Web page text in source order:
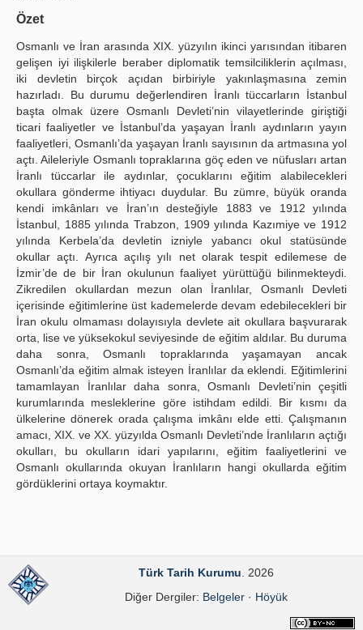
Özet
Osmanlı ve İran arasında XIX. yüzyılın ikinci yarısından itibaren
gelişen iyi ilişkilerle beraber diplomatik temsilciliklerin açılması,
iki devletin birçok açıdan birbiriyle yakınlaşmasına zemin
hazırladı. Bu durumu değerlendiren İranlı tüccarların İstanbul
başta olmak üzere Osmanlı Devleti’nin vilayetlerinde giriştiği
ticari faaliyetler ve İstanbul’da yaşayan İranlı aydınların yayın
faaliyetleri, Osmanlı’da yaşayan İranlı sayısının da artmasına yol
açtı. Aileleriyle Osmanlı topraklarına göç eden ve nüfusları artan
İranlı tüccarlar ile aydınlar, çocuklarını eğitim alabilecekleri
okullara gönderme ihtiyacı duydular. Bu zümre, büyük oranda
kendi imkânları ve İran’ın desteğiyle 1883 ve 1912 yılında
İstanbul, 1885 yılında Trabzon, 1909 yılında Kazımiye ve 1912
yılında Kerbela’da devletin izniyle yabancı okul statüsünde
okullar açtı. Ayrıca açılış yılı net olarak tespit edilemese de
İzmir’de de bir İran okulunun faaliyet yürüttüğü bilinmekteydi.
Zikredilen okullardan mezun olan İranlılar, Osmanlı Devleti
içerisinde eğitimlerine üst kademelerde devam edebilecekleri bir
İran okulu olmaması dolayısıyla devlete ait okullara başvurarak
orta, lise ve yüksekokul seviyesinde de eğitim aldılar. Bu duruma
daha sonra, Osmanlı topraklarında yaşamayan ancak
Osmanlı’da eğitim almak isteyen İranlılar da eklendi. Eğitimlerini
tamamlayan İranlılar daha sonra, Osmanlı Devleti’nin çeşitli
kurumlarında mesleklerine göre istihdam edildi. Bir kısmı da
ülkelerine dönerek orada çalışma imkânı elde etti. Çalışmanın
amacı, XIX. ve XX. yüzyılda Osmanlı Devleti’nde İranlıların açtığı
okulları, bu okulların idari yapılarını, eğitim faaliyetlerini ve
Osmanlı okullarında okuyan İranlıların hangi okullarda eğitim
gördüklerini ortaya koymaktır.
Türk Tarih Kurumu . 2026
Diğer Dergiler: Belgeler· Höyük